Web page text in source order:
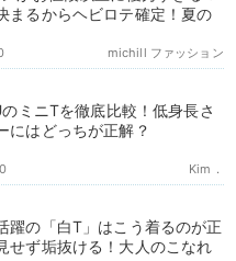
まるからヘビロテ確定！夏の
michill ファッション
ミニTを徹底比較！低身長さ
にはどっちが正解？
Kim．
躍の「白T」はこう着るのが正
せず垢抜ける！大人のこなれ